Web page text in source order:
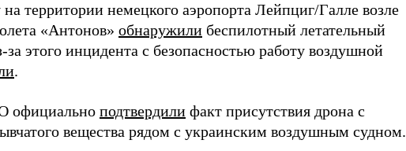
территории немецкого аэропорта Лейпциг/Галле возле
«Антонов» обнаружили беспилотный летательный
за этого инцидента с безопасностью работу воздушной
.
официально подтвердили факт присутствия дрона с
вещества рядом с украинским воздушным судном.